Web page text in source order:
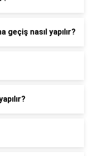
geçiş nasıl yapılır?